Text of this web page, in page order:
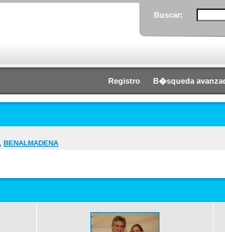
Buscar:
Registro B�squeda
BENALMADENA